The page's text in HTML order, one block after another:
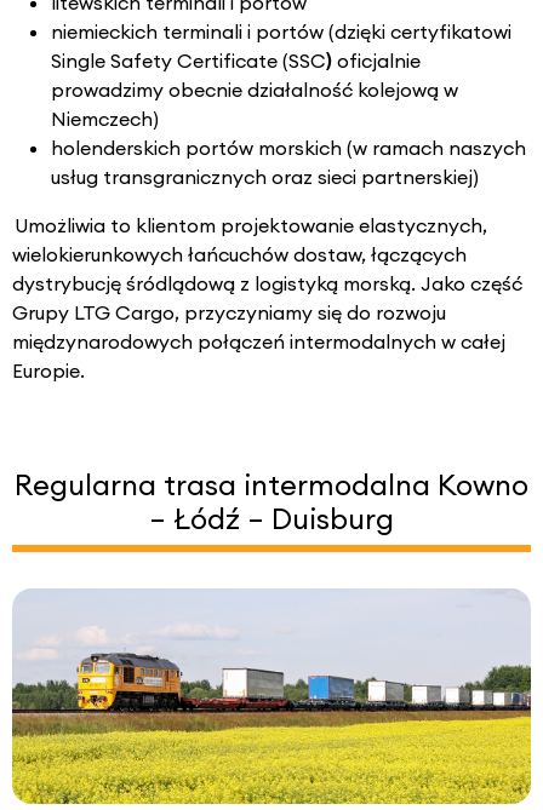
niemieckich terminali i portów (dzięki certyfikatowi
Single Safety Certificate (SSC) oficjalnie
prowadzimy obecnie działalność kolejową w
Niemczech)
holenderskich portów morskich (w ramach naszych
usług transgranicznych oraz sieci partnerskiej)
Umożliwia to klientom projektowanie elastycznych,
wielokierunkowych łańcuchów dostaw, łączących
dystrybucję śródlądową z logistyką morską. Jako część
Grupy LTG Cargo, przyczyniamy się do rozwoju
międzynarodowych połączeń intermodalnych w całej
Europie.
Regularna trasa intermodalna Kowno
– Łódź – Duisburg